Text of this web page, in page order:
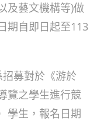
及藝文機構等)做
期自即日起至113
募對於《游於
覽之學生進行競
學生，報名日期